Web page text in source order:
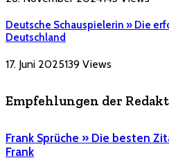
Deutsche Schauspielerin » Die
Deutschland
17. Juni 2025139 Views
Empfehlungen der
Frank Sprüche » Die besten
Frank